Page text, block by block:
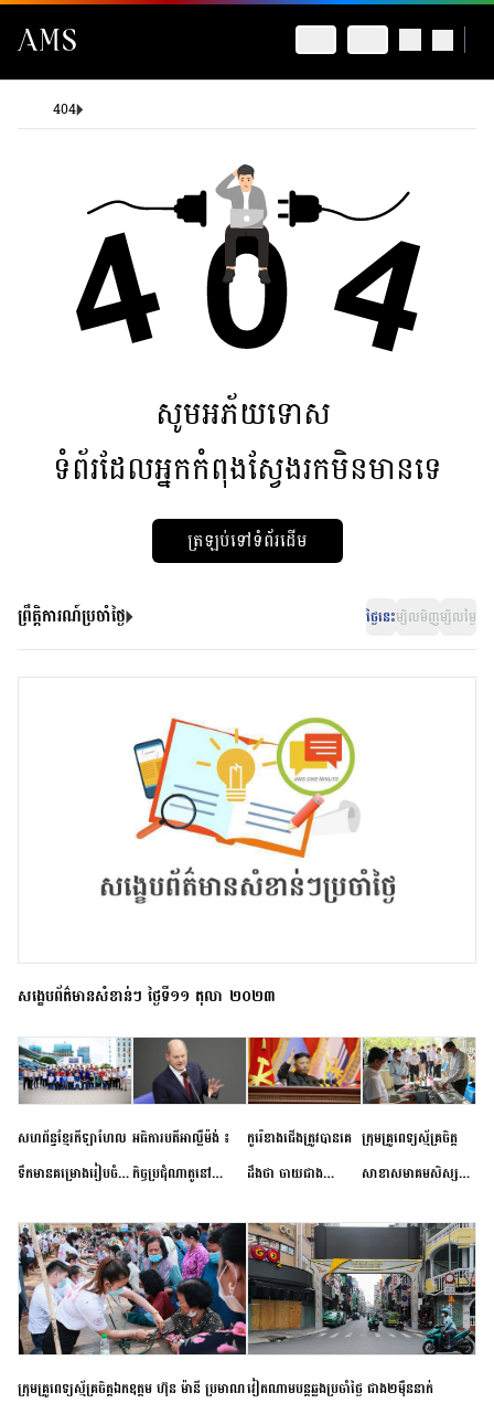
404
សូមអភ័យទោស
ទំព័រដែលអ្នកកំពុងស្វែងរកមិនមានទេ
ត្រឡប់ទៅទំព័រដើម
ព្រឹត្តិការណ៍ប្រចាំថ្ងៃ ថ្ងៃនេះម្សិលមិញម្សិលម្ងៃ
សង្ខេបព័ត៌មានសំខាន់ៗ ថ្ងៃទី១១ តុលា ២០២៣
សហព័ន្ធខ្មែរកីឡាហែល
ទឹកមានគម្រោងរៀបចំ
កម្រិតបឋម ដល់ឧត្តម
សិក្សានាពេលខាងមុខ
អធិការបតីអាល្លឺម៉ង់ ៖
កិច្ចប្រជុំណាតូនៅ
ខាងមុខនឹងបញ្ជូនសញ្ញា
នៃភាពស្អិតរមួត និង
ការប្តេជ្ញាចិត្ត
កូរ៉េខាងជើងត្រូវបានគេ
ដឹងថា ចាយជាង
អភិវឌ្ឍន៍នុយក្លេអ៊ែរ
ក្រុមគ្រូពេទ្យស្ម័គ្រចិត្ត
សាខាសមាគមសិស្ស
ខេត្តកំពង់ចាម ចុះពិនិត្យ
ពិគ្រោះជំងឺទូទៅ និងផ្តល់
ថ្នាំពេទ្យជូនប្រជាពលរដ្ឋ
រស់នៅសង្កាត់បឹងកុក
ក្រុមគ្រូពេទ្យស្ម័គ្រចិត្តឯកឧត្តម ហ៊ុន ម៉ានី ប្រមាណវៀតណាម​បន្ត​ឆ្លង​ប្រចាំថ្ងៃ​ ​ជាង​២​ម៉ឺន​នាក់​